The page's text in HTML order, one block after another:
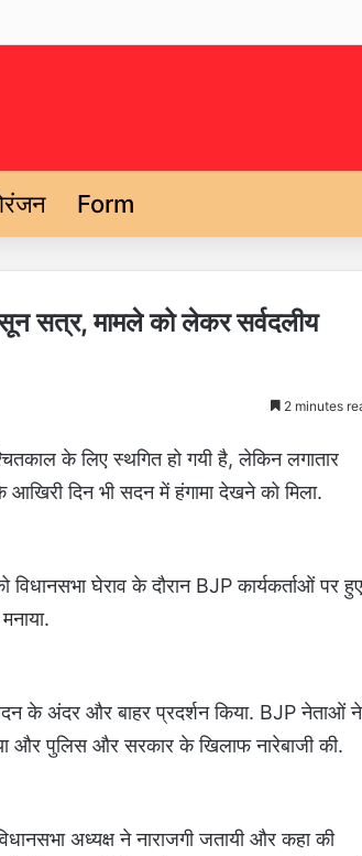
Form
सत्र, मामले को लेकर सर्वदलीय
2 minutes
के लिए स्थगित हो गयी है, लेकिन लगातार
दिन भी सदन में हंगामा देखने को मिला.
घेराव के दौरान BJP कार्यकर्ताओं पर हुए
सदन के अंदर और बाहर प्रदर्शन किया. BJP नेताओं ने
और पुलिस और सरकार के खिलाफ नारेबाजी की.
अध्यक्ष ने नाराजगी जतायी और कहा की